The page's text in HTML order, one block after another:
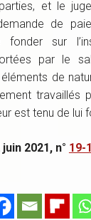
et le
de
fonder sur
par le
de
travaillés
est tenu de lui
2021, n° 19-